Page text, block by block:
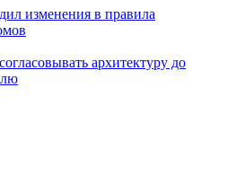
изменения в правила
архитектуру до